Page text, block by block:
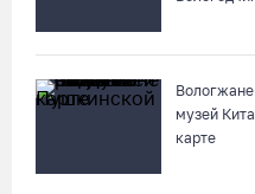
Вологжане
музей
карте